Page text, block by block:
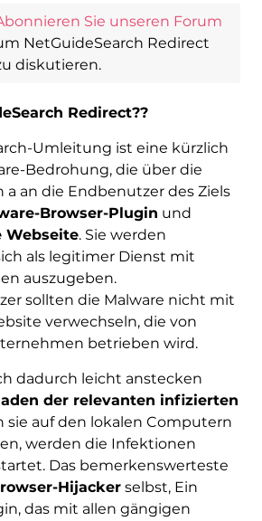
Sie unseren Forum
NetGuideSearch Redirect
diskutieren.
Redirect??
Umleitung ist eine kürzlich
Bedrohung, die über die
an die Endbenutzer des Ziels
Browser-Plugin und
Webseite. Sie werden
als legitimer Dienst mit
auszugeben.
sollten die Malware nicht mit
verwechseln, die von
betrieben wird.
dadurch leicht anstecken
der relevanten infizierten
sie auf den lokalen Computern
werden die Infektionen
Das bemerkenswerteste
Hijackerselbst, Ein
das mit allen gängigen